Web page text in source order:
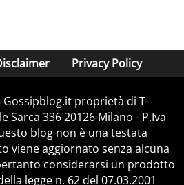
Privacy Policy
proprietà di T-
Sarca 336 20126 Milano - P.Iva
blog non è una testata
viene aggiornato senza alcuna
considerarsi un prodotto
legge n. 62 del 07.03.2001